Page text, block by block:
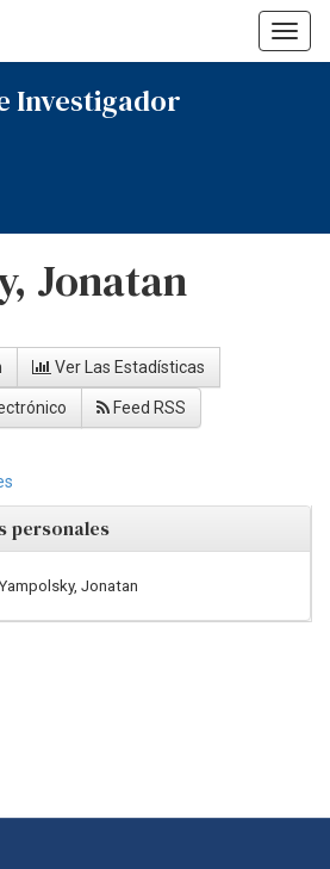
Investigador
Jonatan
Ver Las Estadísticas
Feed RSS
personales
Jonatan